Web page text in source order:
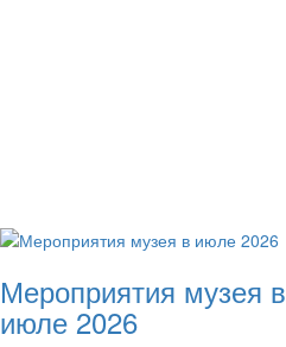
Мероприятия музея в
июле 2026